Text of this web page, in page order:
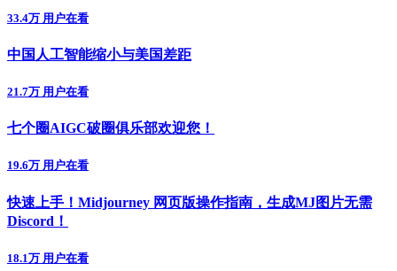
33.4万 用户在看
中国人工智能缩小与美国差距
21.7万 用户在看
七个圈AIGC破圈俱乐部欢迎您！
19.6万 用户在看
快速上手！Midjourney 网页版操作指南，生成MJ图片无需
Discord！
18.1万 用户在看